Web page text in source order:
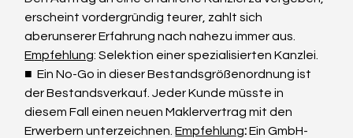
erscheint vordergründig teurer, zahlt sich
aberunserer Erfahrung nach nahezu immer aus.
Empfehlung: Selektion einer spezialisierten Kanzlei.
■  Ein No-Go in dieser Bestandsgrößenordnung ist
der Bestandsverkauf. Jeder Kunde müsste in
diesem Fall einen neuen Maklervertrag mit den
Erwerbern unterzeichnen. Empfehlung: Ein GmbH-